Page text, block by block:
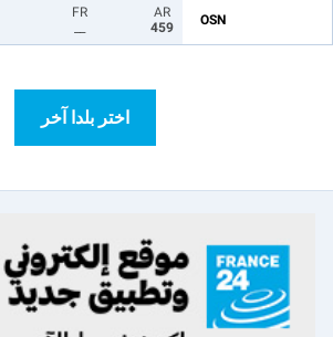
OSN
AR
459
FR
اختر بلدا آخر